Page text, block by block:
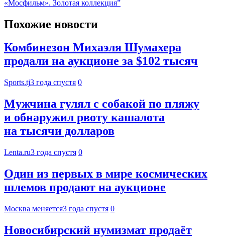
«Мосфильм». Золотая коллекция”
Похожие новости
Комбинезон Михаэля Шумахера
продали на аукционе за $102 тысяч
Sports.tj3 года спустя 0
Мужчина гулял с собакой по пляжу
и обнаружил рвоту кашалота
на тысячи долларов
Lenta.ru3 года спустя 0
Один из первых в мире космических
шлемов продают на аукционе
Москва меняется3 года спустя 0
Новосибирский нумизмат продаёт